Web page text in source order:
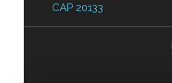
CAP 20133